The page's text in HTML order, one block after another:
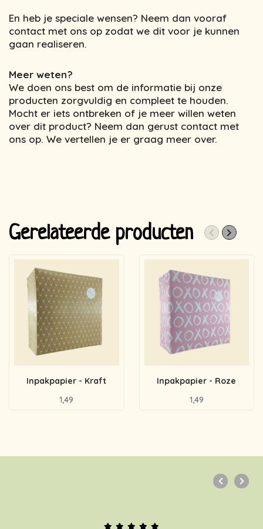
En heb je speciale wensen? Neem dan vooraf
contact met ons op zodat we dit voor je kunnen
gaan realiseren.
Meer weten?
We doen ons best om de informatie bij onze
producten zorgvuldig en compleet te houden.
Mocht er iets ontbreken of je meer willen weten
over dit product? Neem dan gerust contact met
ons op. We vertellen je er graag meer over.
Gerelateerde producten
Inpakpapier - Kraft
1,49
Inpakpapier - Roze
1,49